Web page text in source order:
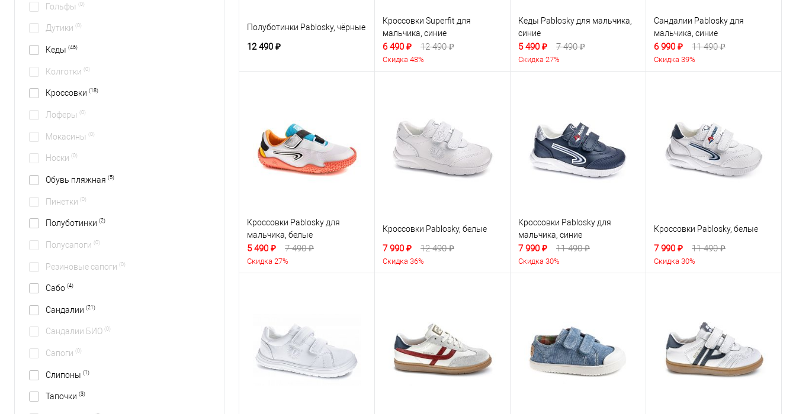
Гольфы (0)
Дутики (0)
Кеды (46)
Колготки (0)
Кроссовки (18)
Лоферы (0)
Мокасины (0)
Носки (0)
Обувь пляжная (5)
Пинетки (0)
Полуботинки (2)
Полусапоги (0)
Резиновые сапоги (0)
Сабо (4)
Сандалии (21)
Сандалии БИО (0)
Сапоги (0)
Слипоны (1)
Тапочки (3)
Полуботинки Pablosky, чёрные
12 490 ₽
Кроссовки Superfit для
мальчика, синие
6 490 ₽ 12 490 ₽
Скидка 48%
Кеды Pablosky для мальчика,
синие
5 490 ₽ 7 490 ₽
Скидка 27%
Сандалии Pablosky для
мальчика, синие
6 990 ₽ 11 490 ₽
Скидка 39%
Кроссовки Pablosky для
мальчика, белые
5 490 ₽ 7 490 ₽
Скидка 27%
Кроссовки Pablosky, белые
7 990 ₽ 12 490 ₽
Скидка 36%
Кроссовки Pablosky для
мальчика, синие
7 990 ₽ 11 490 ₽
Скидка 30%
Кроссовки Pablosky, белые
7 990 ₽ 11 490 ₽
Скидка 30%